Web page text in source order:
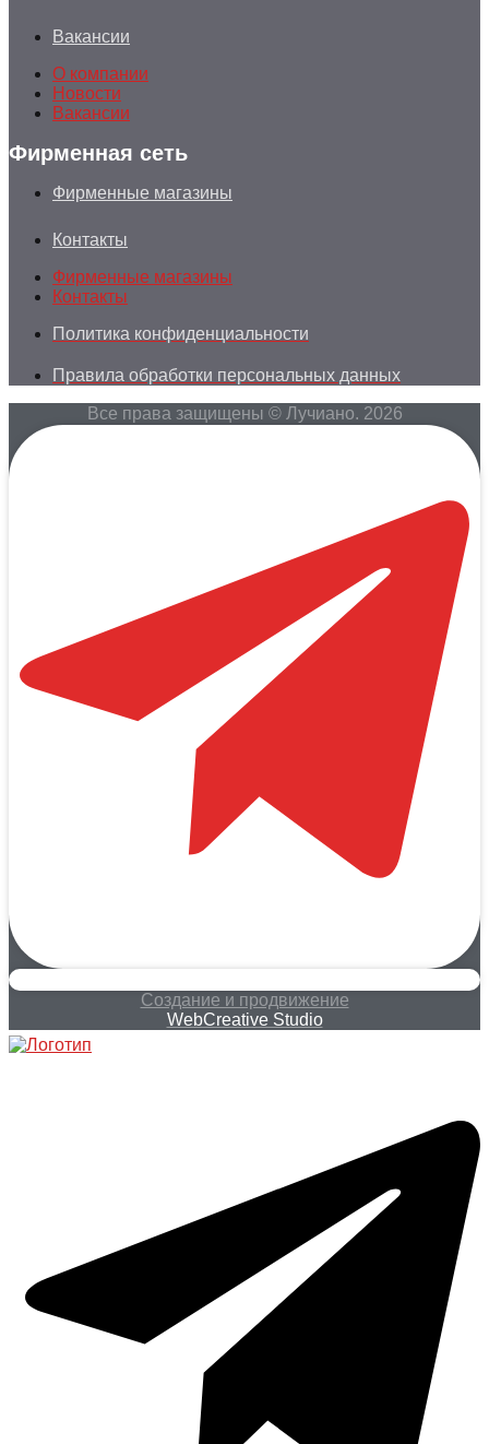
Вакансии
О компании
Новости
Вакансии
Фирменная сеть
Фирменные магазины
Контакты
Фирменные магазины
Контакты
Политика конфиденциальности
Правила обработки персональных данных
Все права защищены © Лучиано. 2026
Создание и продвижение
WebCreative Studio